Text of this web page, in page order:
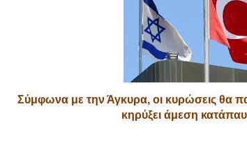
Σύμφωνα με την Άγκυρα, οι κυρώσεις θα
κηρύξει άμεση